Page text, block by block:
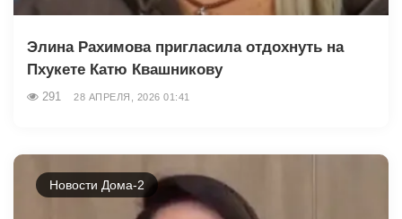
Элина Рахимова пригласила отдохнуть на
Пхукете Катю Квашникову
291 28 АПРЕЛЯ, 2026 01:41
Новости Дома-2